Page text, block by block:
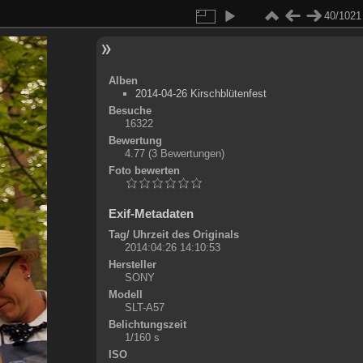
40/1021
Alben
2014-04-26 Kirschblütenfest
Besuche
16322
Bewertung
4.77 (3 Bewertungen)
Foto bewerten
Exif-Metadaten
Tag/ Uhrzeit des Originals
2014:04:26 14:10:53
Hersteller
SONY
Modell
SLT-A57
Belichtungszeit
1/160 s
ISO